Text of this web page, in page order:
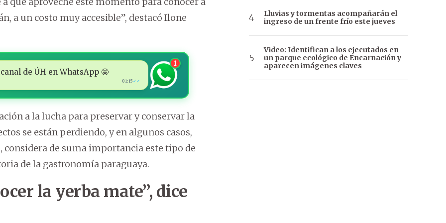
a un costo muy accesible”, destacó Ilone
de ÚH en WhatsApp 🤩
01:15 ✓✓
1
a la lucha para preservar y conservar la
se están perdiendo, y en algunos casos,
considera de suma importancia este tipo de
de la gastronomía paraguaya.
la yerba mate”, dice
Lluvias y tormentas acompañarán el
ingreso de un frente frío este jueves
Video: Identifican a los ejecutados en
un parque ecológico de Encarnación y
aparecen imágenes claves